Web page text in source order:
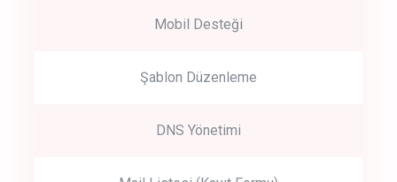
Mobil Desteği
Şablon Düzenleme
DNS Yönetimi